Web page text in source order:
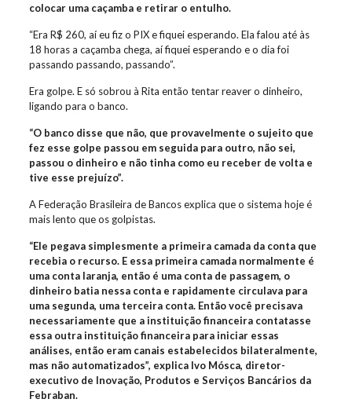
colocar uma caçamba e retirar o entulho.
“Era R$ 260, aí eu fiz o PIX e fiquei esperando. Ela falou até às
18 horas a caçamba chega, aí fiquei esperando e o dia foi
passando passando, passando”.
Era golpe. E só sobrou à Rita então tentar reaver o dinheiro,
ligando para o banco.
“O banco disse que não, que provavelmente o sujeito que
fez esse golpe passou em seguida para outro, não sei,
passou o dinheiro e não tinha como eu receber de volta e
tive esse prejuízo”.
A Federação Brasileira de Bancos explica que o sistema hoje é
mais lento que os golpistas.
“Ele pegava simplesmente a primeira camada da conta que
recebia o recurso. E essa primeira camada normalmente é
uma conta laranja, então é uma conta de passagem, o
dinheiro batia nessa conta e rapidamente circulava para
uma segunda, uma terceira conta. Então você precisava
necessariamente que a instituição financeira contatasse
essa outra instituição financeira para iniciar essas
análises, então eram canais estabelecidos bilateralmente,
mas não automatizados”, explica Ivo Mósca, diretor-
executivo de Inovação, Produtos e Serviços Bancários da
Febraban.